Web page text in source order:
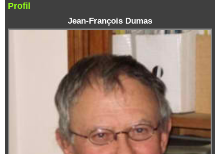
Profil
Jean-François Dumas